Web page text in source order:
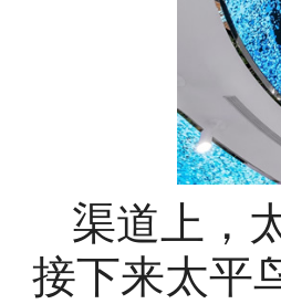
渠道上，
接下来太平